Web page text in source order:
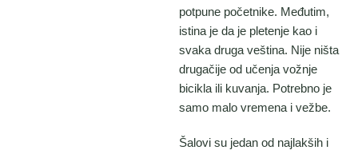
potpune početnike. Međutim,
istina je da je pletenje kao i
svaka druga veština. Nije ništa
drugačije od učenja vožnje
bicikla ili kuvanja. Potrebno je
samo malo vremena i vežbe.
Šalovi su jedan od najlakših i